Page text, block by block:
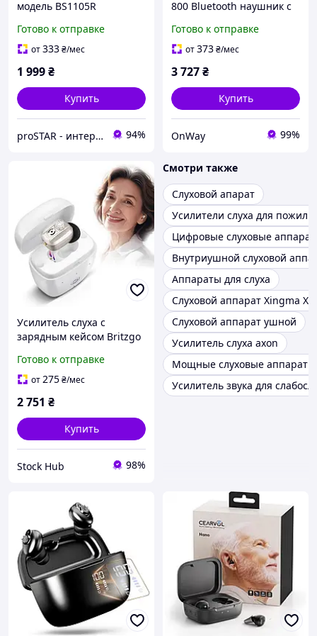
модель BS1105R
Готово к отправке
от333₴/мес
1 999₴
Купить
proSTAR - интернет магазин товаров широкого потребления 94%
800 Bluetooth наушник с
Вт черный совместим с
A780 A680
Готово к отправке
от373₴/мес
3 727₴
Купить
OnWay 99%
Усилитель слуха с
зарядным кейсом Britzgo
Перезаряжаемый
слуховой аппарат с
Готово к отправке
от275₴/мес
2 751 ₴
Купить
Stock Hub 98%
Смотри также
Слуховой апарат
Усилители слуха для
Цифровые слуховые
Внутриушной слуховой
Аппараты для слуха
Слуховой аппарат Xingma
Слуховой аппарат ушной
Усилитель слуха axon
Мощные слуховые аппараты
Усилитель звука для